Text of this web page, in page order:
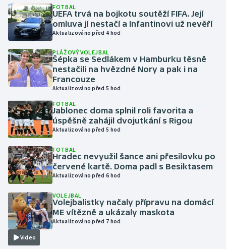
Jezdectví
Judo
Krasobruslení
Lezení
Lyže a snowboard
Moderní pětiboj
Motorsport
Olympijské hry
Parasport
Plavání
FOTBAL
UEFA trvá na bojkotu soutěží FIFA. Její
omluva jí nestačí a Infantinovi už nevěří
Aktualizováno před 4 hod
PLÁŽOVÝ VOLEJBAL
Šépka se Sedlákem v Hamburku těsně
nestačili na hvězdné Nory a pak i na
Francouze
Aktualizováno před 5 hod
FOTBAL
Jablonec doma splnil roli favorita a
úspěšně zahájil dvojutkání s Rigou
Aktualizováno před 5 hod
FOTBAL
Hradec nevyužil šance ani přesilovku po
červené kartě. Doma padl s Besiktasem
Aktualizováno před 6 hod
Video
VOLEJBAL
Volejbalistky načaly přípravu na domácí
ME vítězně a ukázaly maskota
Aktualizováno před 7 hod